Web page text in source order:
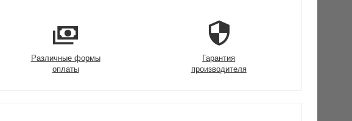
Различные формы
оплаты
Гарантия
производителя